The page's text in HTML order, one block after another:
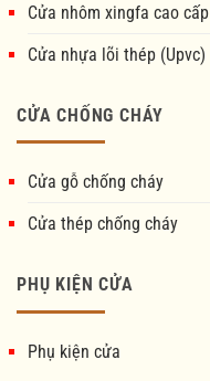
Cửa nhôm xingfa cao cấp
Cửa nhựa lõi thép (Upvc)
CỬA CHỐNG CHÁY
Cửa gỗ chống cháy
Cửa thép chống cháy
PHỤ KIỆN CỬA
Phụ kiện cửa